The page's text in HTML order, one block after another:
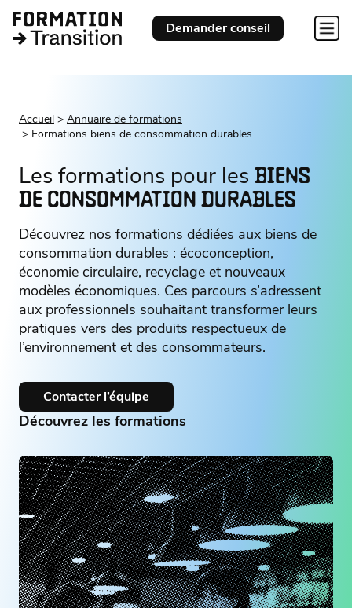
Demander conseil
Accueil
Annuaire de formations
Formations biens de consommation durables
Les formations pour les BIENS
DE CONSOMMATION DURABLES
Découvrez nos formations dédiées aux biens de
consommation durables : écoconception,
économie circulaire, recyclage et nouveaux
modèles économiques. Ces parcours s’adressent
aux professionnels souhaitant transformer leurs
pratiques vers des produits respectueux de
l’environnement et des consommateurs.
Contacter l’équipe
Découvrez les formations